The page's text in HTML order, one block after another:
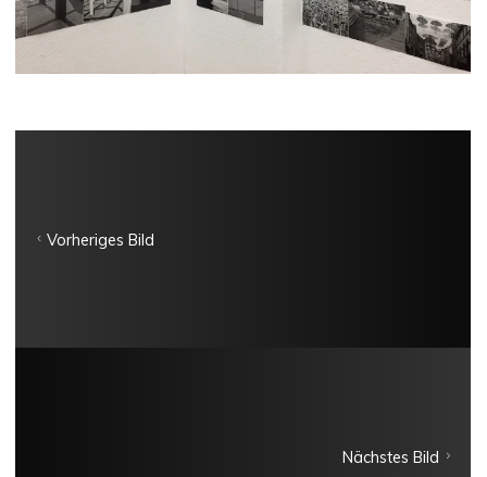
Vorheriges Bild
Nächstes Bild